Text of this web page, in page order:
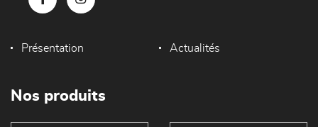
Présentation Actualités
Nos produits